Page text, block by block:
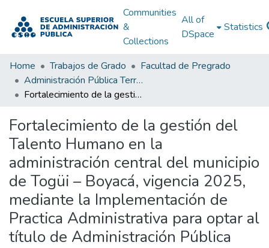
Communities
&
Collections
All of
DSpace
Statistics
Home Trabajos de Grado
Facultad de Pregrado
Administración Pública Territorial (APT)
Fortalecimiento de la gestión del Talento Humano en la administración central del municipio de Togüi – Boyacá, vigencia 2025, mediante la Implementación de Practica Administrativa para optar al título de Administración Pública
Fortalecimiento de la gestión del
Talento Humano en la
administración central del municipio
de Togüi – Boyacá, vigencia 2025,
mediante la Implementación de
Practica Administrativa para optar al
título de Administración Pública